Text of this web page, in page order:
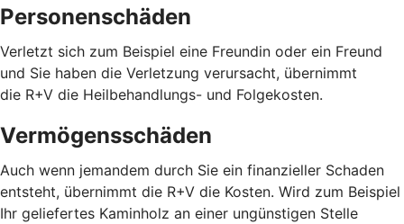
Personenschäden
Verletzt sich zum Beispiel eine Freundin oder ein Freund
und Sie haben die Verletzung verursacht, übernimmt
die R+V die Heilbehandlungs- und Folgekosten.
Vermögensschäden
Auch wenn jemandem durch Sie ein finanzieller Schaden
entsteht, übernimmt die R+V die Kosten. Wird zum Beispiel
Ihr geliefertes Kaminholz an einer ungünstigen Stelle